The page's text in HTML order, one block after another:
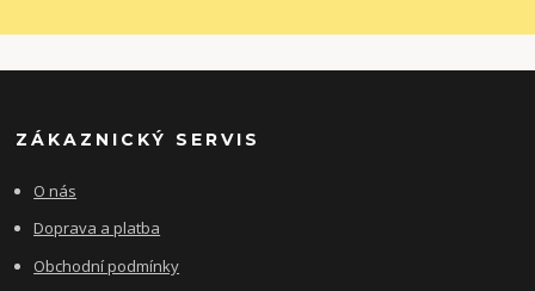
ZÁKAZNICKÝ SERVIS
O nás
Doprava a platba
Obchodní podmínky